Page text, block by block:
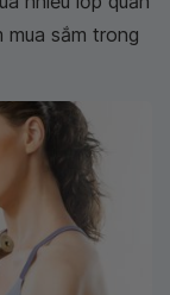
sắm trong